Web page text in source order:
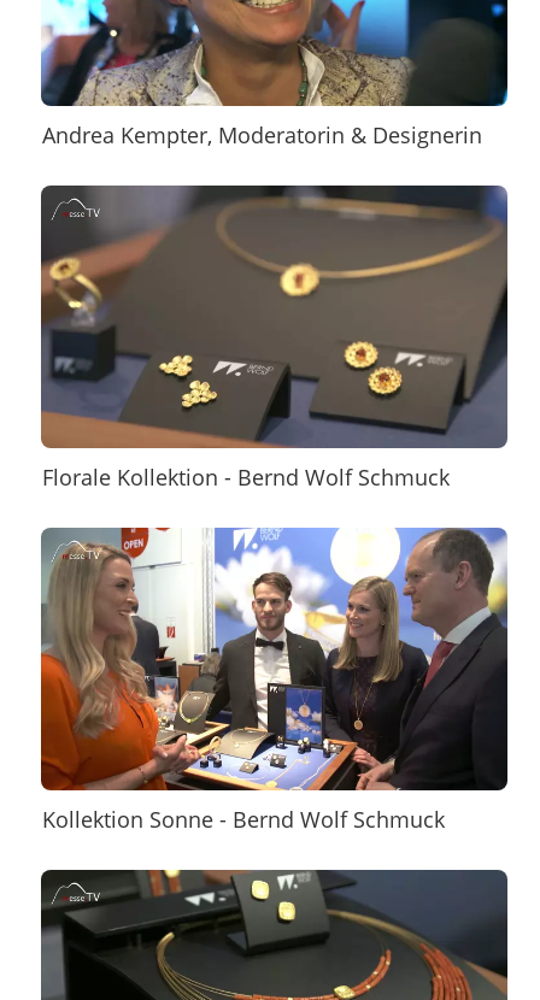
Andrea Kempter, Moderatorin & Designerin
Florale Kollektion - Bernd Wolf Schmuck
Kollektion Sonne - Bernd Wolf Schmuck